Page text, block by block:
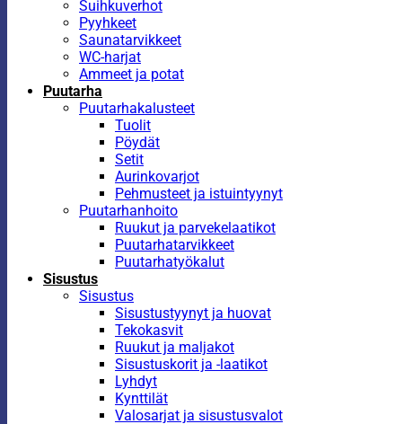
Suihkuverhot
Pyyhkeet
Saunatarvikkeet
WC-harjat
Ammeet ja potat
Puutarha
Puutarhakalusteet
Tuolit
Pöydät
Setit
Aurinkovarjot
Pehmusteet ja istuintyynyt
Puutarhanhoito
Ruukut ja parvekelaatikot
Puutarhatarvikkeet
Puutarhatyökalut
Sisustus
Sisustus
Sisustustyynyt ja huovat
Tekokasvit
Ruukut ja maljakot
Sisustuskorit ja -laatikot
Lyhdyt
Kynttilät
Valosarjat ja sisustusvalot